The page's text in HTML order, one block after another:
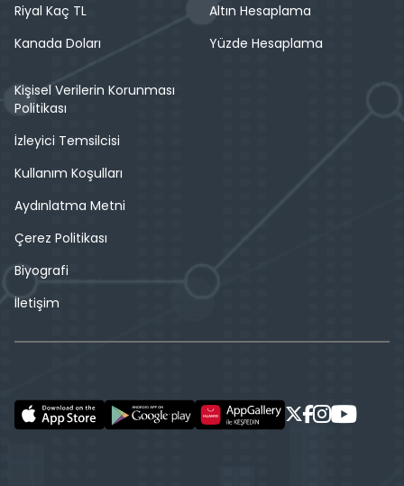
Riyal Kaç TL
Kanada Doları
Altın Hesaplama
Yüzde Hesaplama
Kişisel Verilerin Korunması
Politikası
İzleyici Temsilcisi
Kullanım Koşulları
Aydınlatma Metni
Çerez Politikası
Biyografi
İletişim